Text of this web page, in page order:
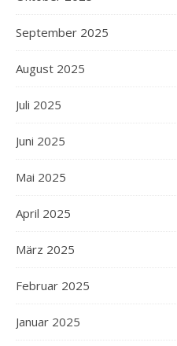
September 2025
August 2025
Juli 2025
Juni 2025
Mai 2025
April 2025
März 2025
Februar 2025
Januar 2025